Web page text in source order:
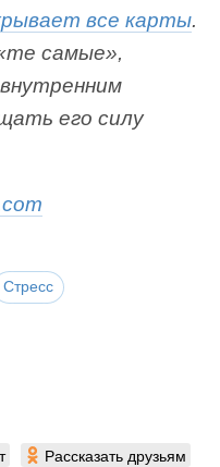
все карты.
самые»,
его силу
Стресс
Рассказать друзьям